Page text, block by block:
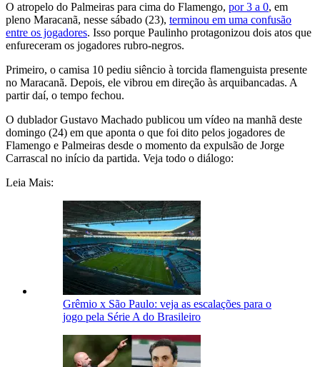
O atropelo do Palmeiras para cima do Flamengo, por 3 a 0, em
pleno Maracanã, nesse sábado (23), terminou em uma confusão
entre os jogadores. Isso porque Paulinho protagonizou dois atos que
enfureceram os jogadores rubro-negros.
Primeiro, o camisa 10 pediu siêncio à torcida flamenguista presente
no Maracanã. Depois, ele vibrou em direção às arquibancadas. A
partir daí, o tempo fechou.
O dublador Gustavo Machado publicou um vídeo na manhã deste
domingo (24) em que aponta o que foi dito pelos jogadores de
Flamengo e Palmeiras desde o momento da expulsão de Jorge
Carrascal no início da partida. Veja todo o diálogo:
Leia Mais:
Grêmio x São Paulo: veja as escalações para o
jogo pela Série A do Brasileiro